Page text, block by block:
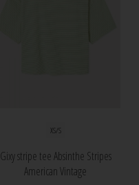
XS/S
Gixy stripe tee Absinthe Stripes
American Vintage